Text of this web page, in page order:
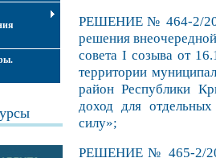
РЕШЕНИЕ № 464-2/20
решения
совета I созыва от
территории
район Республики
доход для
силу»;
РЕШЕНИЕ № 465-2/20